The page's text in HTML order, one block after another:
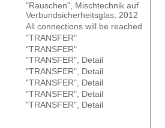
"Rauschen", Mischtechnik auf
Verbundsicherheitsglas, 2012
All connections will be reached
"TRANSFER"
"TRANSFER"
"TRANSFER", Detail
"TRANSFER", Detail
"TRANSFER", Detail
"TRANSFER", Detail
"TRANSFER", Detail